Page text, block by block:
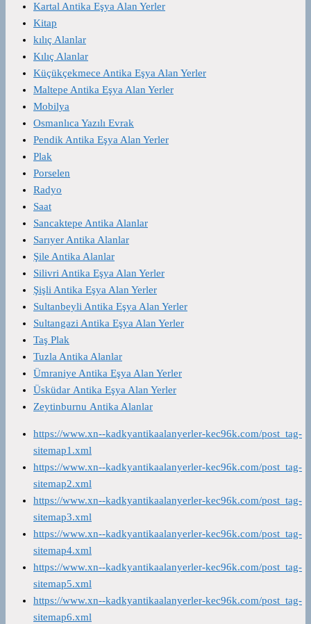
Kartal Antika Eşya Alan Yerler
Kitap
kılıç Alanlar
Kılıç Alanlar
Küçükçekmece Antika Eşya Alan Yerler
Maltepe Antika Eşya Alan Yerler
Mobilya
Osmanlıca Yazılı Evrak
Pendik Antika Eşya Alan Yerler
Plak
Porselen
Radyo
Saat
Sancaktepe Antika Alanlar
Sarıyer Antika Alanlar
Şile Antika Alanlar
Silivri Antika Eşya Alan Yerler
Şişli Antika Eşya Alan Yerler
Sultanbeyli Antika Eşya Alan Yerler
Sultangazi Antika Eşya Alan Yerler
Taş Plak
Tuzla Antika Alanlar
Ümraniye Antika Eşya Alan Yerler
Üsküdar Antika Eşya Alan Yerler
Zeytinburnu Antika Alanlar
https://www.xn--kadkyantikaalanyerler-kec96k.com/post_tag-
sitemap1.xml
https://www.xn--kadkyantikaalanyerler-kec96k.com/post_tag-
sitemap2.xml
https://www.xn--kadkyantikaalanyerler-kec96k.com/post_tag-
sitemap3.xml
https://www.xn--kadkyantikaalanyerler-kec96k.com/post_tag-
sitemap4.xml
https://www.xn--kadkyantikaalanyerler-kec96k.com/post_tag-
sitemap5.xml
https://www.xn--kadkyantikaalanyerler-kec96k.com/post_tag-
sitemap6.xml